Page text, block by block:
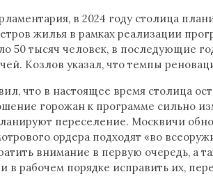
в 2024 году столица
жилья в рамках реализации
50 тысяч человек, в последующие
Козлов указал, что темпы
что в настоящее время столица
горожан к программе сильно
переселение. Москвичи
ордера подходят «во
внимание в первую очередь, а
и в рабочем порядке исправить их,